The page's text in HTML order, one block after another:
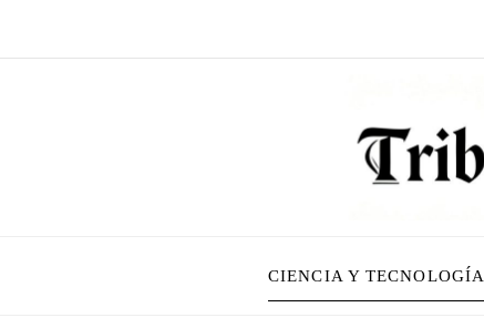
CIENCIA Y TECNOLOGÍA